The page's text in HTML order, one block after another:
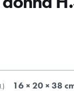
) 16 × 20 × 38